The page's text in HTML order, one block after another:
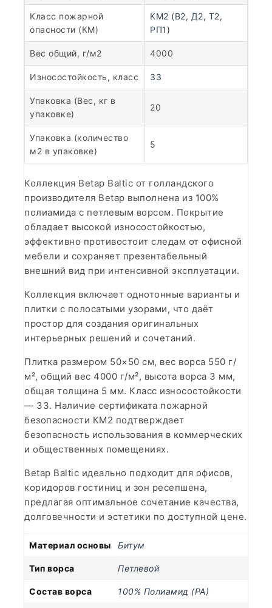
Класс пожарной
опасности (КМ)
КМ2 (В2, Д2, Т2,
РП1)
Вес общий, г/м2 4000
Износостойкость, класс 33
Упаковка (Вес, кг в
упаковке)
20
Упаковка (количество
м2 в упаковке)
5
Коллекция Betap Baltic от голландского
производителя Betap выполнена из 100%
полиамида с петлевым ворсом. Покрытие
обладает высокой износостойкостью,
эффективно противостоит следам от офисной
мебели и сохраняет презентабельный
внешний вид при интенсивной эксплуатации.
Коллекция включает однотонные варианты и
плитки с полосатыми узорами, что даёт
простор для создания оригинальных
интерьерных решений и сочетаний.
Плитка размером 50×50 см, вес ворса 550 г/
м², общий вес 4000 г/м², высота ворса 3 мм,
общая толщина 5 мм. Класс износостойкости
— 33. Наличие сертификата пожарной
безопасности КМ2 подтверждает
безопасность использования в коммерческих
и общественных помещениях.
Betap Baltic идеально подходит для офисов,
коридоров гостиниц и зон ресепшена,
предлагая оптимальное сочетание качества,
долговечности и эстетики по доступной цене.
Материал основы Битум
Тип ворса Петлевой
Состав ворса 100% Полиамид (PA)